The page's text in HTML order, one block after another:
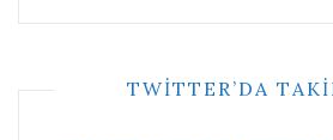
TWITTER’DA